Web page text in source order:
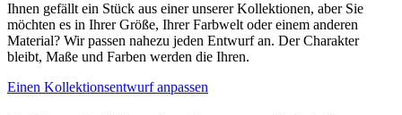
Ihnen gefällt ein Stück aus einer unserer Kollektionen, aber Sie
möchten es in Ihrer Größe, Ihrer Farbwelt oder einem anderen
Material? Wir passen nahezu jeden Entwurf an. Der Charakter
bleibt, Maße und Farben werden die Ihren.
Einen Kollektionsentwurf anpassen